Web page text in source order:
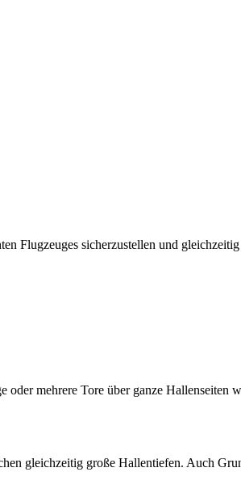
Flugzeuges sicherzustellen und
mehrere Tore über ganze Hallenseiten
gleichzeitig große Hallentiefen. Auch